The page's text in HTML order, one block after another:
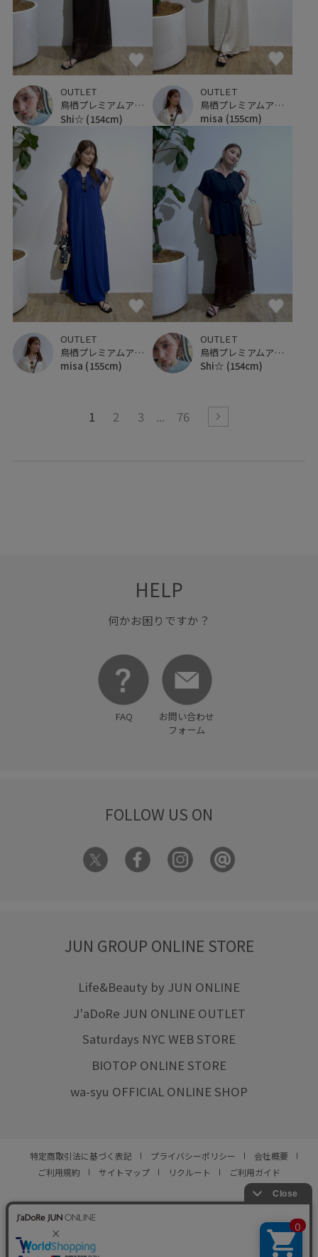
OUTLET
鳥栖プレミアムアウトレット
Shi☆ (154cm)
OUTLET
鳥栖プレミアムアウトレット
misa (155cm)
OUTLET
鳥栖プレミアムアウトレット
misa (155cm)
OUTLET
鳥栖プレミアムアウトレット
Shi☆ (154cm)
1 2 3 76
HELP
何かお困りですか？
FAQ
お問い合わせ
フォーム
FOLLOW US ON
JUN GROUP ONLINE STORE
Life&Beauty by JUN ONLINE
J'aDoRe JUN ONLINE OUTLET
Saturdays NYC WEB STORE
BIOTOP ONLINE STORE
wa-syu OFFICIAL ONLINE SHOP
特定商取引法に基づく表記 プライバシーポリシー
会社概要
ご利用規約
サイトマップ リクルート ご利用ガイド
© JUN CO.,LTD. ALL RIGHTS RESERVED.